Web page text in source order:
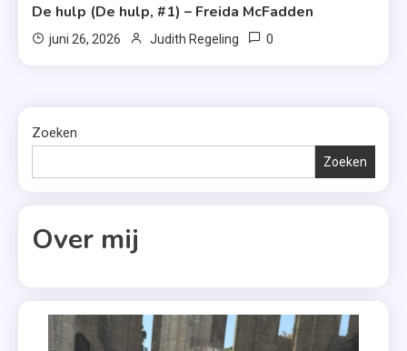
De hulp (De hulp, #1) – Freida McFadden
juni 26, 2026 Judith Regeling 0
Zoeken
Zoeken
Over mij